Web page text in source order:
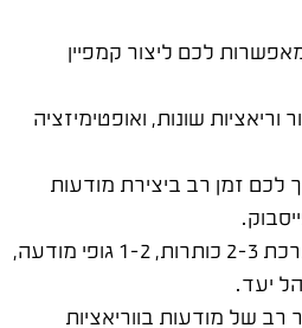
לכם ליצור קמפיין
וריאציות שונות, ואופטימיזציה
לכם זמן רב ביצירת מודעות
עליכם פשוט להוסיף למערכת 2-3 כותרות, 1-2 גופי מודעה,
של מודעות בווריאציות